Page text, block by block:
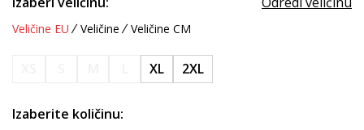
Veličine EU Veličine Veličine CM
XL 2XL
Izaberite količinu: